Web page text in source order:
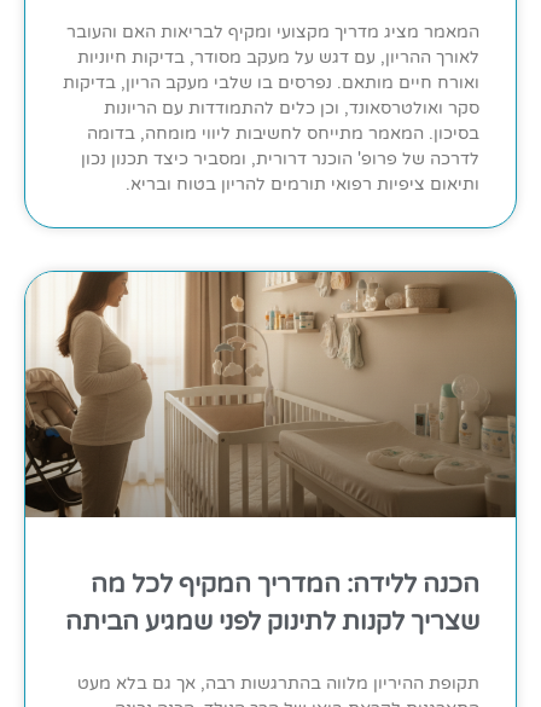
המאמר מציג מדריך מקצועי ומקיף לבריאות האם והעובר
לאורך ההריון, עם דגש על מעקב מסודר, בדיקות חיוניות
ואורח חיים מותאם. נפרסים בו שלבי מעקב הריון, בדיקות
סקר ואולטרסאונד, וכן כלים להתמודדות עם הריונות
בסיכון. המאמר מתייחס לחשיבות ליווי מומחה, בדומה
לדרכה של פרופ' הוכנר דרורית, ומסביר כיצד תכנון נכון
ותיאום ציפיות רפואי תורמים להריון בטוח ובריא.
הכנה ללידה: המדריך המקיף לכל מה
שצריך לקנות לתינוק לפני שמגיע הביתה
תקופת ההיריון מלווה בהתרגשות רבה, אך גם בלא מעט